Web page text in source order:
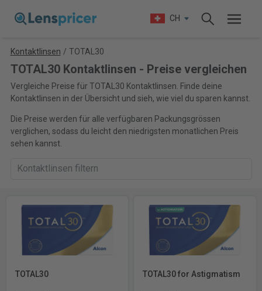
CH
Kontaktlinsen / TOTAL30
TOTAL30 Kontaktlinsen - Preise vergleichen
Vergleiche Preise für TOTAL30 Kontaktlinsen. Finde deine
Kontaktlinsen in der Übersicht und sieh, wie viel du sparen kannst.
Die Preise werden für alle verfügbaren Packungsgrössen
verglichen, sodass du leicht den niedrigsten monatlichen Preis
sehen kannst.
TOTAL30 TOTAL30 for Astigmatism